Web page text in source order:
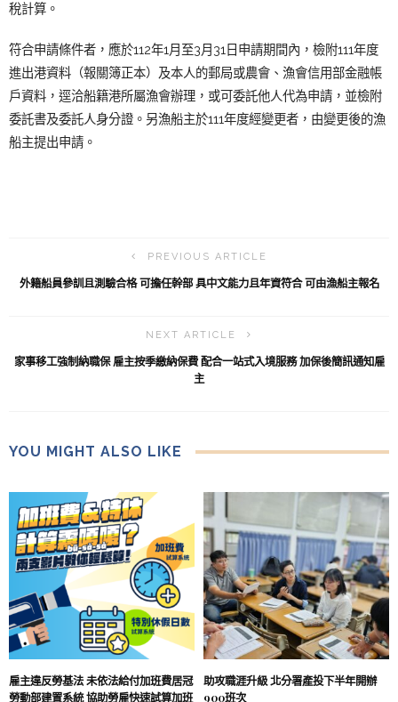
稅計算。
符合申請條件者，應於112年1月至3月31日申請期間內，檢附111年度
進出港資料（報關簿正本）及本人的郵局或農會、漁會信用部金融帳
戶資料，逕洽船籍港所屬漁會辦理，或可委託他人代為申請，並檢附
委託書及委託人身分證。另漁船主於111年度經變更者，由變更後的漁
船主提出申請。
PREVIOUS ARTICLE
外籍船員參訓且測驗合格 可擔任幹部 具中文能力且年資符合 可由漁船主報名
NEXT ARTICLE
家事移工強制納職保 雇主按季繳納保費 配合一站式入境服務 加保後簡訊通知雇
主
YOU MIGHT ALSO LIKE
雇主違反勞基法 未依法給付加班費居冠
勞動部建置系統 協助勞雇快速試算加班
助攻職涯升級 北分署產投下半年開辦
900班次